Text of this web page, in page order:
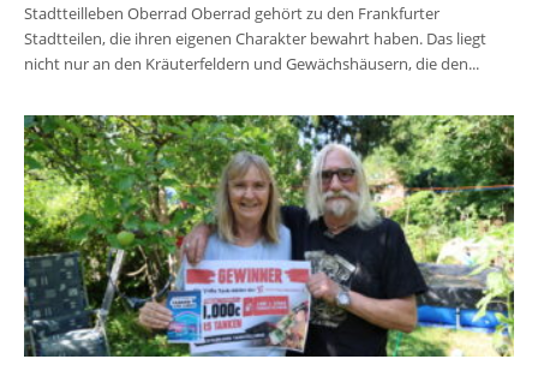
Stadtteilleben Oberrad Oberrad gehört zu den Frankfurter
Stadtteilen, die ihren eigenen Charakter bewahrt haben. Das liegt
nicht nur an den Kräuterfeldern und Gewächshäusern, die den...